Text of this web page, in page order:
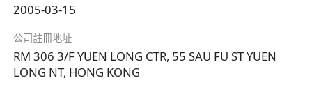
2005-03-15
公司註冊地址
RM 306 3/F YUEN LONG CTR, 55 SAU FU ST YUEN
LONG NT, HONG KONG